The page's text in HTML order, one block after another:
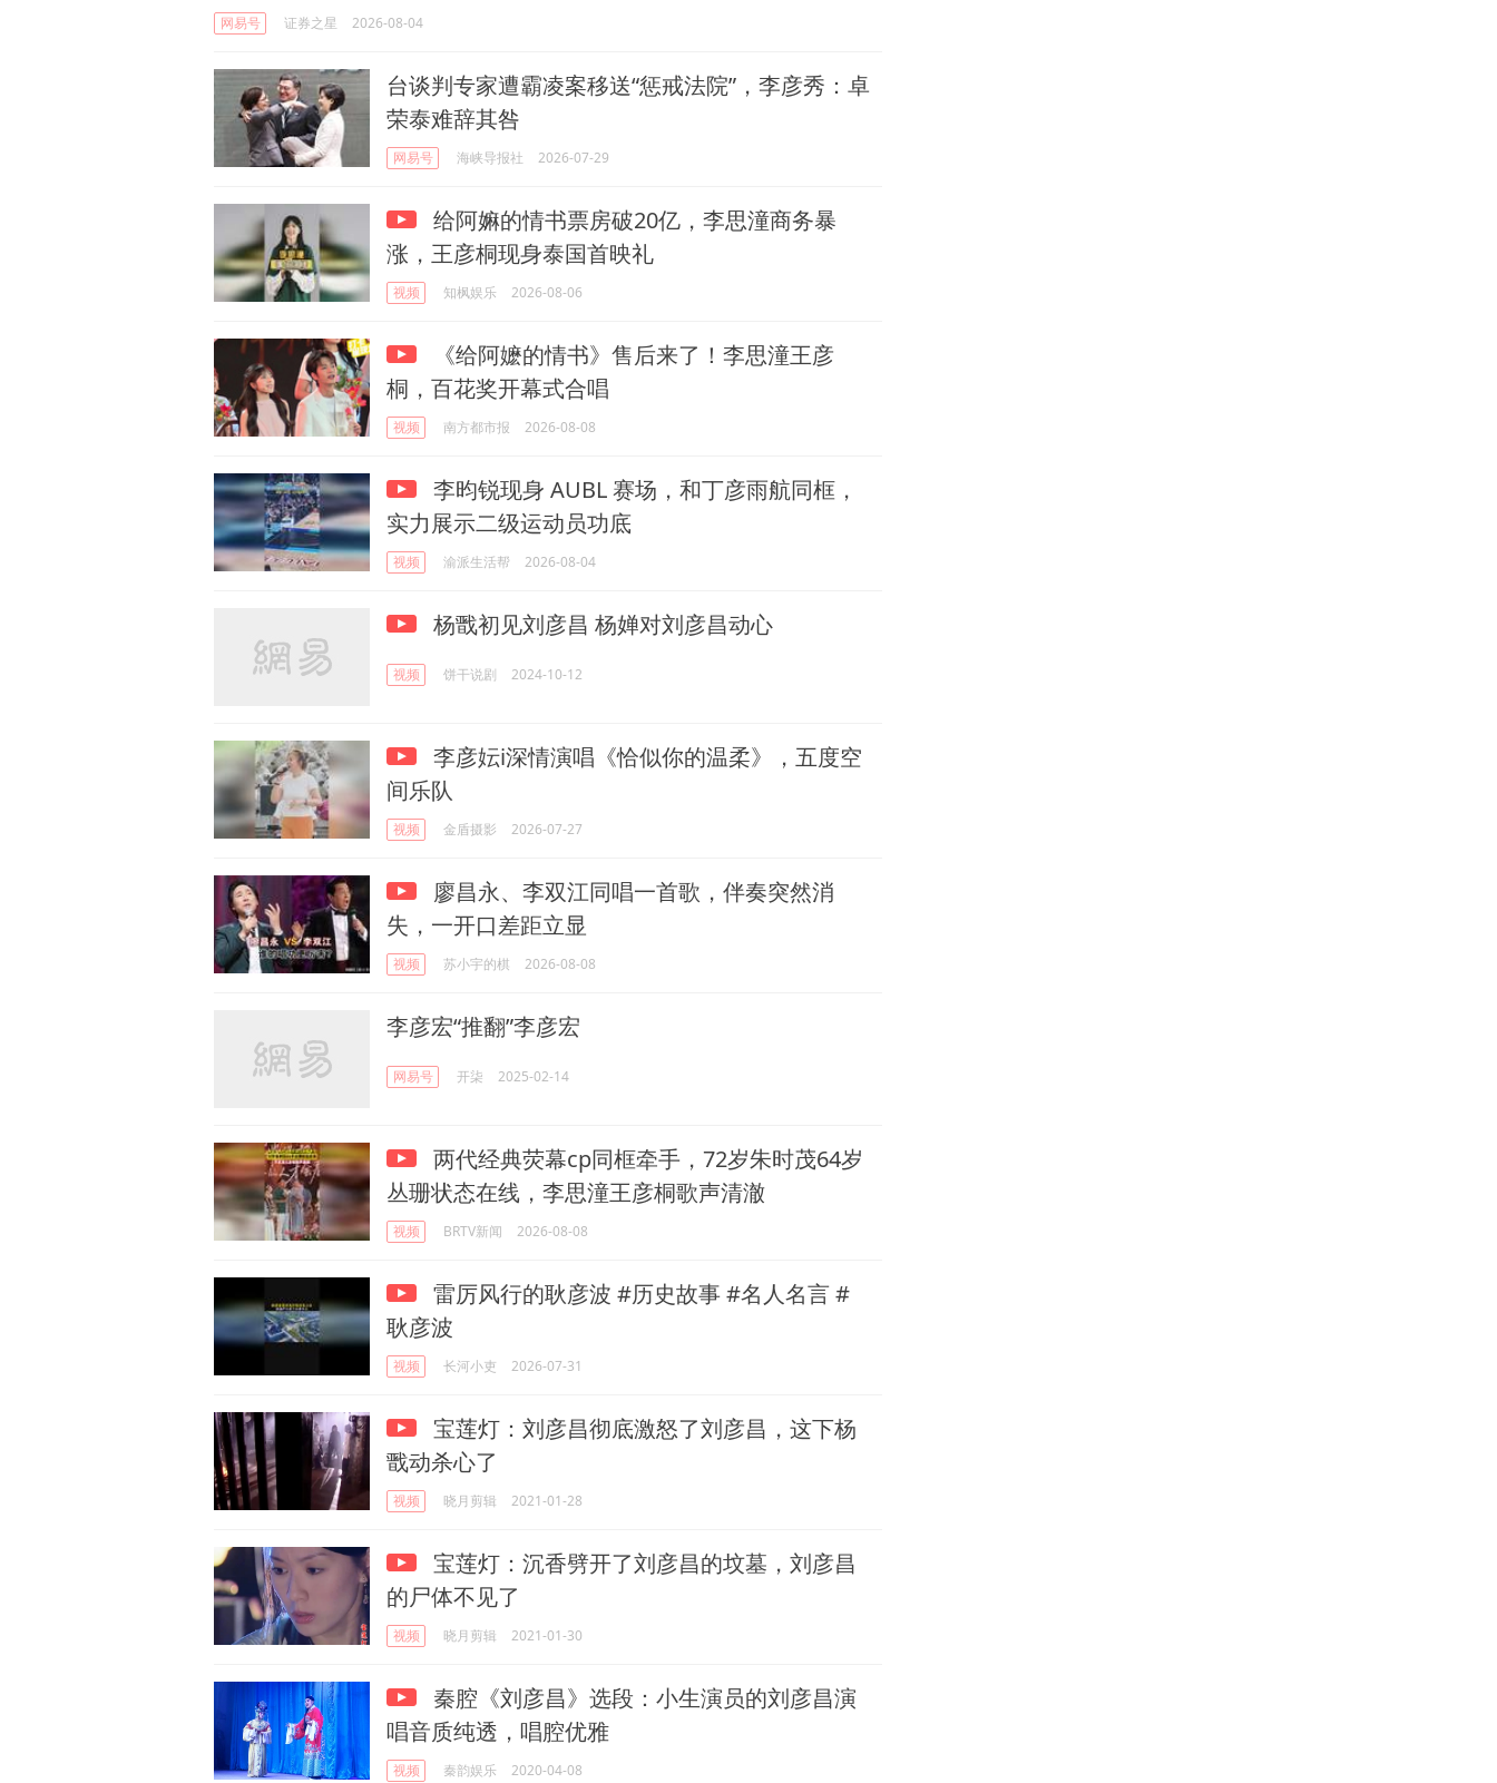
网易号 证券之星 2026-08-04
台谈判专家遭霸凌案移送“惩戒法院”，李彦秀：卓
荣泰难辞其咎
网易号 海峡导报社 2026-07-29
给阿嫲的情书票房破20亿，李思潼商务暴
涨，王彦桐现身泰国首映礼
视频 知枫娱乐 2026-08-06
《给阿嬷的情书》售后来了！李思潼王彦
桐，百花奖开幕式合唱
视频 南方都市报 2026-08-08
李昀锐现身 AUBL 赛场，和丁彦雨航同框，
实力展示二级运动员功底
视频 渝派生活帮 2026-08-04
杨戬初见刘彦昌 杨婵对刘彦昌动心
视频 饼干说剧 2024-10-12
李彦妘i深情演唱《恰似你的温柔》，五度空
间乐队
视频 金盾摄影 2026-07-27
廖昌永、李双江同唱一首歌，伴奏突然消
失，一开口差距立显
视频 苏小宇的棋 2026-08-08
李彦宏“推翻”李彦宏
网易号 开柒 2025-02-14
两代经典荧幕cp同框牵手，72岁朱时茂64岁
丛珊状态在线，李思潼王彦桐歌声清澈
视频 BRTV新闻 2026-08-08
雷厉风行的耿彦波 #历史故事 #名人名言 #
耿彦波
视频 长河小吏 2026-07-31
宝莲灯：刘彦昌彻底激怒了刘彦昌，这下杨
戬动杀心了
视频 晓月剪辑 2021-01-28
宝莲灯：沉香劈开了刘彦昌的坟墓，刘彦昌
的尸体不见了
视频 晓月剪辑 2021-01-30
秦腔《刘彦昌》选段：小生演员的刘彦昌演
唱音质纯透，唱腔优雅
视频 秦韵娱乐 2020-04-08